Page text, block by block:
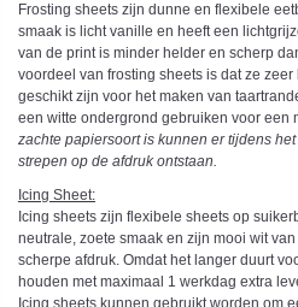
Frosting sheets zijn dunne en flexibele
smaak is licht vanille en heeft een
van de print is minder helder en scherp
voordeel van frosting sheets is dat ze
geschikt zijn voor het maken van
een witte ondergrond gebruiken voor een
zachte papiersoort is kunnen er tijdens
strepen op de afdruk ontstaan.
Icing Sheet:
Icing sheets zijn flexibele sheets op
neutrale, zoete smaak en zijn mooi wit
scherpe afdruk. Omdat het langer duurt
houden met maximaal 1 werkdag extra
Icing sheets kunnen gebruikt worden om